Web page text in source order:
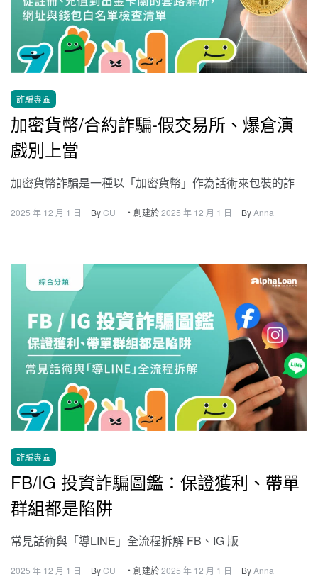
詐騙專區
加密貨幣/合約詐騙-假交易所、爆倉演
戲別上當
加密貨幣詐騙是一種以「加密貨幣」作為話術來包裝的詐
2025 年 12 月 1 日 ByCU ・創建於2025 年 12 月 1 日 ByAnna
詐騙專區
FB/IG 投資詐騙圖鑑：保證獲利、帶單
群組都是陷阱
常見話術與「導LINE」全流程拆解 FB、IG 版
2025 年 12 月 1 日 ByCU ・創建於2025 年 12 月 1 日 ByAnna